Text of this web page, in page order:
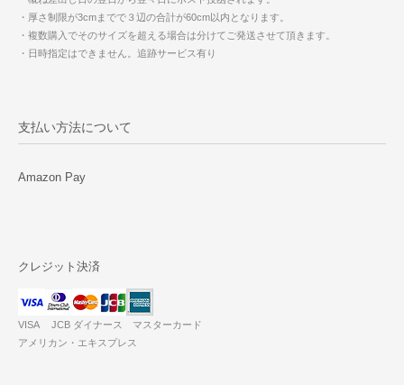
・厚さ制限が3cmまでで３辺の合計が60cm以内となります。
・複数購入でそのサイズを超える場合は分けてご発送させて頂きます。
・日時指定はできません。追跡サービス有り
支払い方法について
Amazon Pay
クレジット決済
VISA JCB ダイナース マスターカード
アメリカン・エキスプレス